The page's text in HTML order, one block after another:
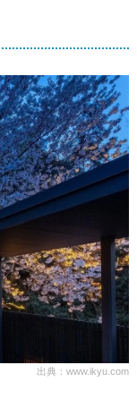
出典：www.ikyu.com